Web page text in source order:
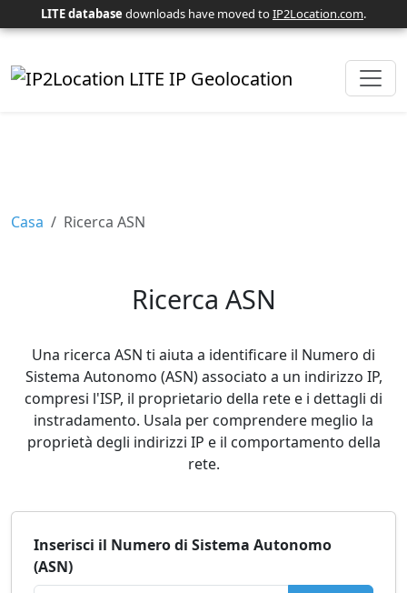
LITE database downloads have moved toIP2Location.com.
Casa Ricerca ASN
Ricerca ASN
Una ricerca ASN ti aiuta a identificare il Numero di
Sistema Autonomo (ASN) associato a un indirizzo IP,
compresi l'ISP, il proprietario della rete e i dettagli di
instradamento. Usala per comprendere meglio la
proprietà degli indirizzi IP e il comportamento della
rete.
Inserisci il Numero di Sistema Autonomo
(ASN)